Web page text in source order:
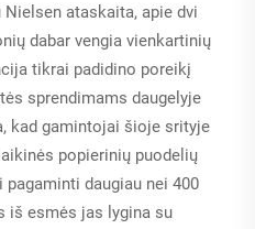
ataskaita, apie dvi
dabar vengia vienkartinių
tikrai padidino poreikį
sprendimams daugelyje
kad gamintojai šioje srityje
popierinių puodelių
daugiau nei 400
iš esmės jas lygina su